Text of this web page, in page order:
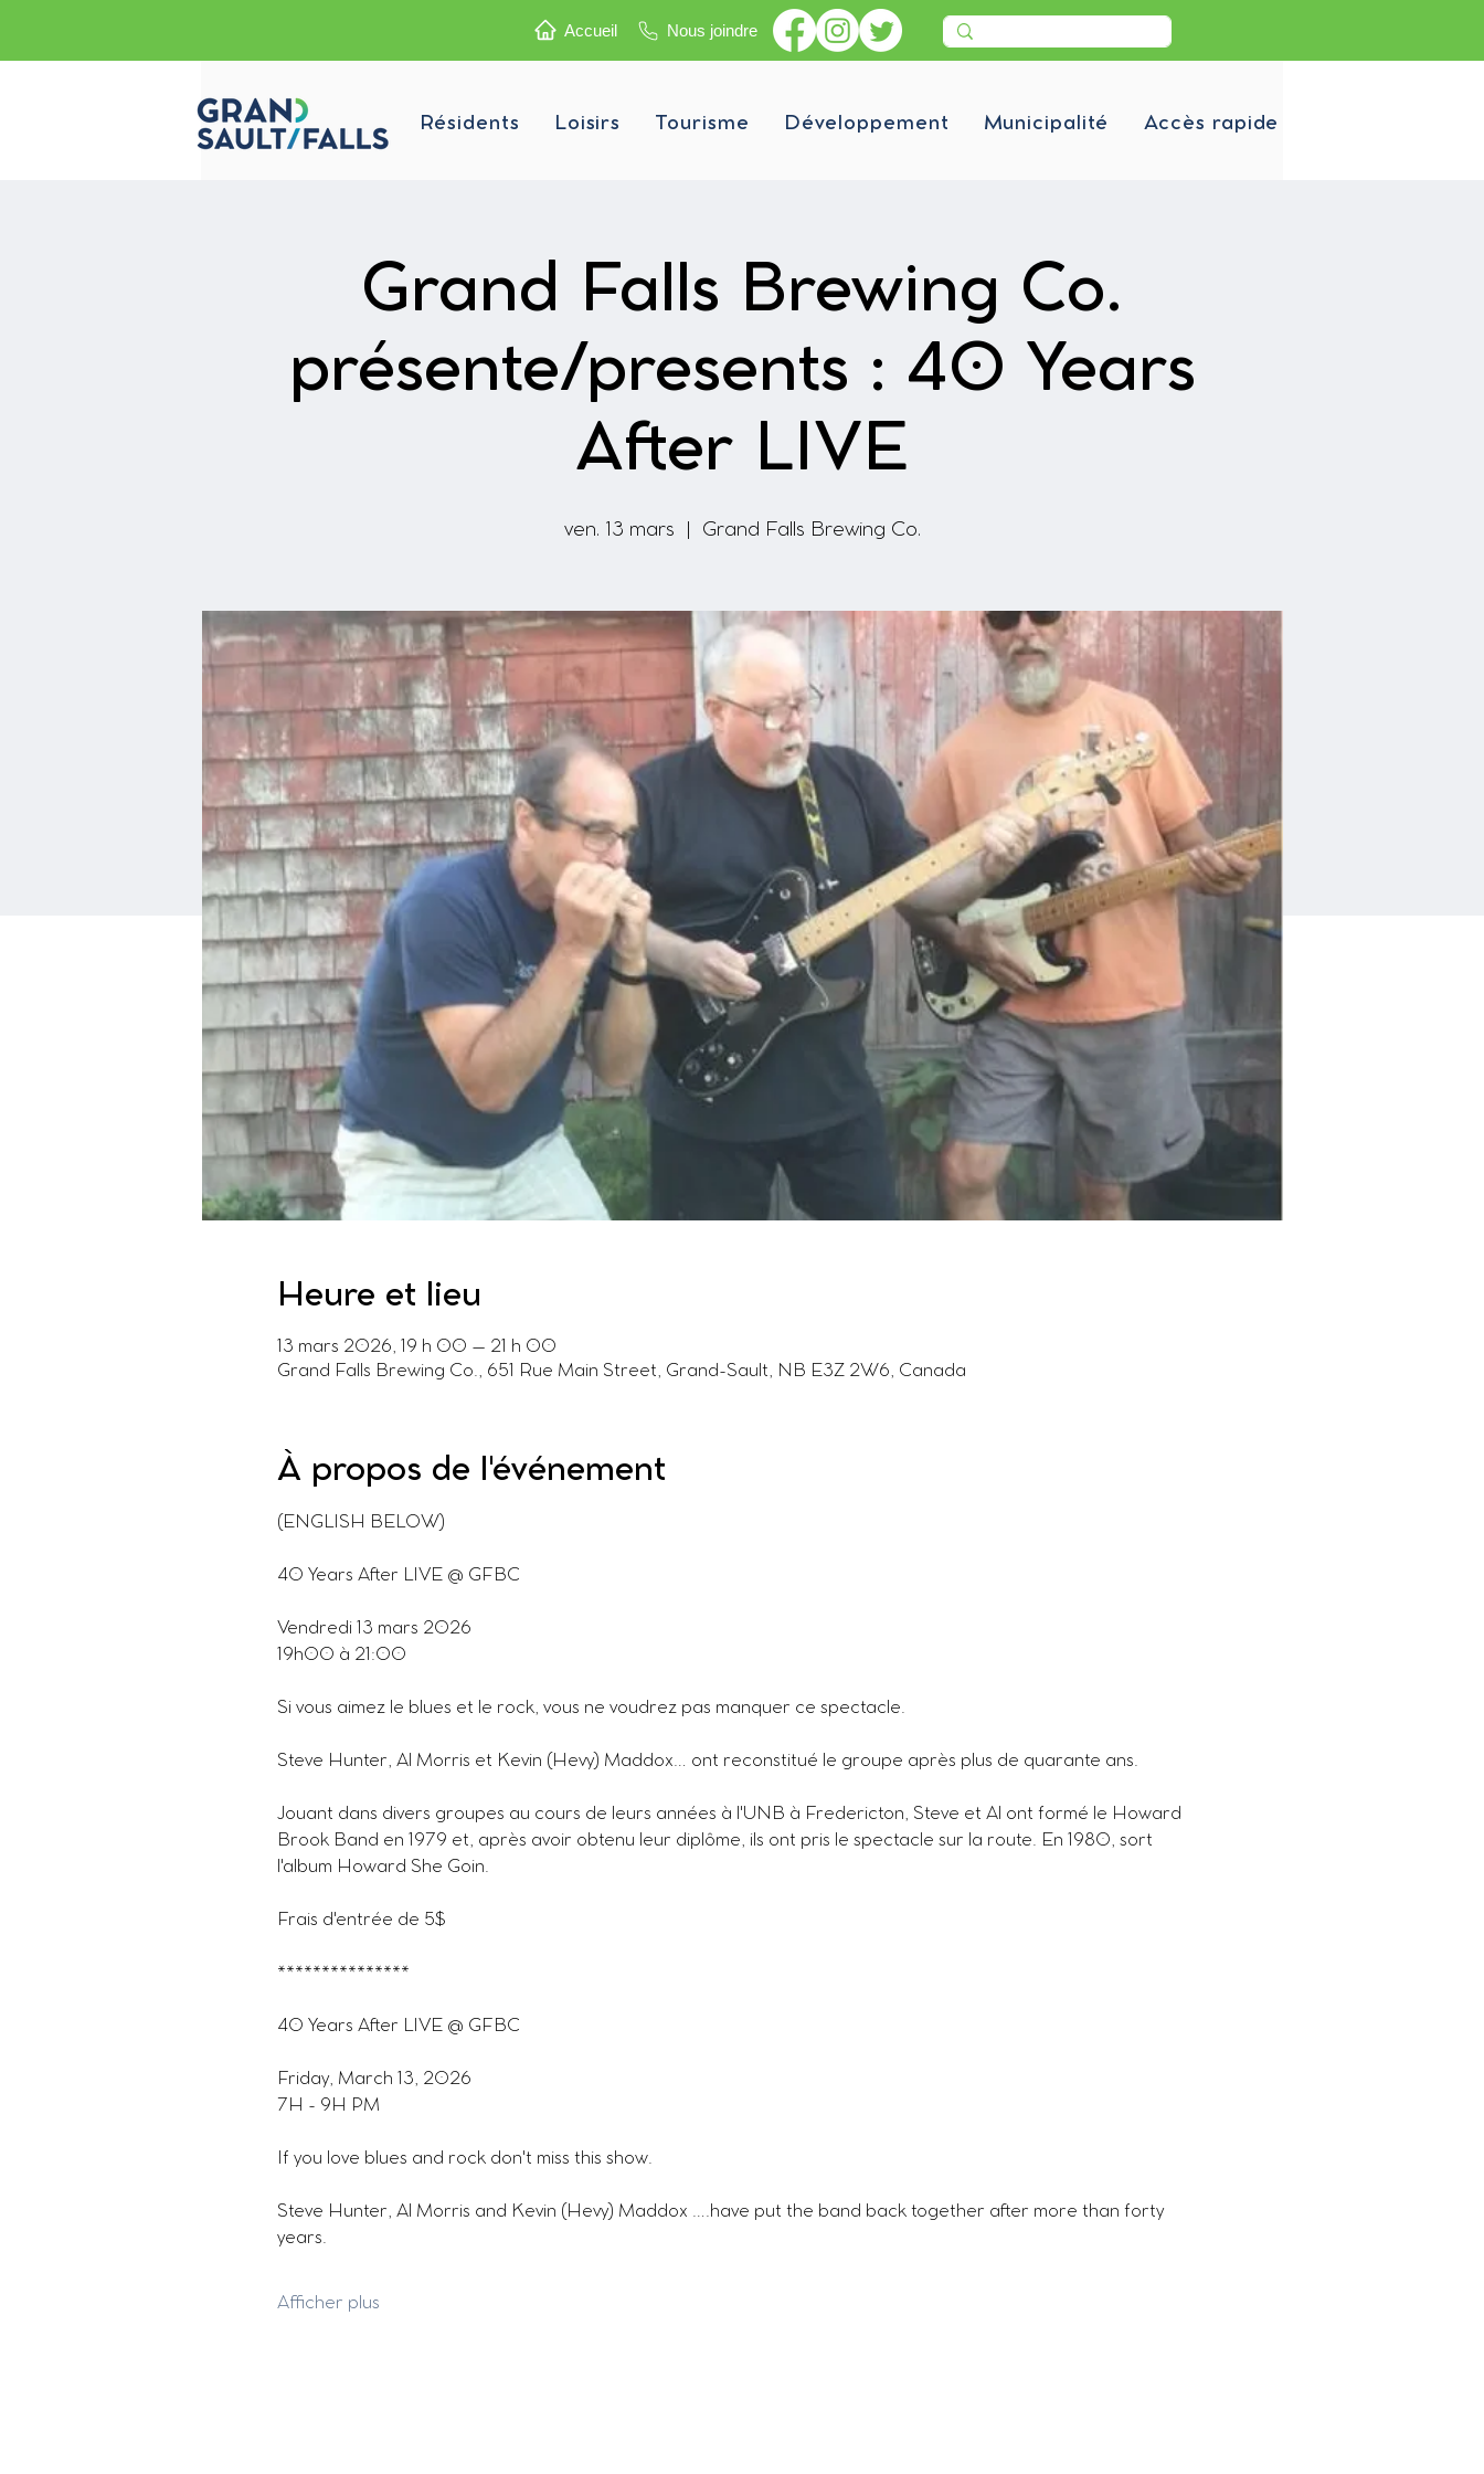
Accueil Nous joindre
Résidents Loisirs Tourisme Développement Municipalité Accès rapide
Grand Falls Brewing Co.
présente/presents : 40 Years
After LIVE
ven. 13 mars Grand Falls Brewing Co.
Heure et lieu
13 mars 2026, 19 h 00 – 21 h 00
Grand Falls Brewing Co., 651 Rue Main Street, Grand-Sault, NB E3Z 2W6, Canada
À propos de l'événement
(ENGLISH BELOW)
40 Years After LIVE @ GFBC
Vendredi 13 mars 2026
19h00 à 21:00
Si vous aimez le blues et le rock, vous ne voudrez pas manquer ce spectacle.
Steve Hunter, Al Morris et Kevin (Hevy) Maddox… ont reconstitué le groupe après plus de quarante ans.
Jouant dans divers groupes au cours de leurs années à l'UNB à Fredericton, Steve et Al ont formé le Howard
Brook Band en 1979 et, après avoir obtenu leur diplôme, ils ont pris le spectacle sur la route. En 1980, sort
l'album Howard She Goin.
Frais d'entrée de 5$
***************
40 Years After LIVE @ GFBC
Friday, March 13, 2026
7H - 9H PM
If you love blues and rock don't miss this show.
Steve Hunter, Al Morris and Kevin (Hevy) Maddox ….have put the band back together after more than forty
years.
Afficher plus